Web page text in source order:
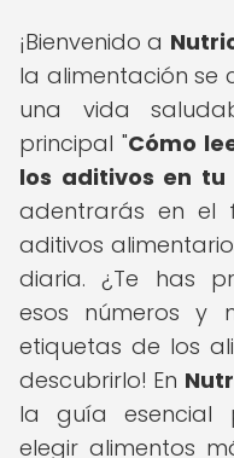
¡Bienvenido a
la alimentación se
una vida
principal "Cómo
los aditivos en
adentrarás en el
aditivos
diaria. ¿Te has
esos números y
etiquetas de los
descubrirlo! En
la guía esencial
elegir alimentos